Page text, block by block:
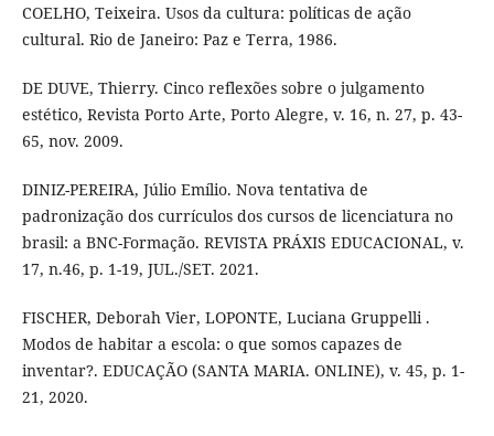
COELHO, Teixeira. Usos da cultura: políticas de ação
cultural. Rio de Janeiro: Paz e Terra, 1986.
DE DUVE, Thierry. Cinco reflexões sobre o julgamento
estético, Revista Porto Arte, Porto Alegre, v. 16, n. 27, p. 43-
65, nov. 2009.
DINIZ-PEREIRA, Júlio Emílio. Nova tentativa de
padronização dos currículos dos cursos de licenciatura no
brasil: a BNC-Formação. REVISTA PRÁXIS EDUCACIONAL, v.
17, n.46, p. 1-19, JUL./SET. 2021.
FISCHER, Deborah Vier, LOPONTE, Luciana Gruppelli .
Modos de habitar a escola: o que somos capazes de
inventar?. EDUCAÇÃO (SANTA MARIA. ONLINE), v. 45, p. 1-
21, 2020.